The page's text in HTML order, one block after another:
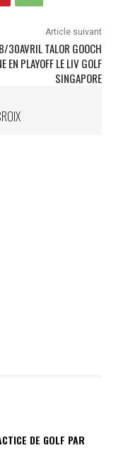
Article suivant
30AVRIL TALOR GOOCH
EN PLAYOFF LE LIV GOLF
SINGAPORE
DE GOLF PAR